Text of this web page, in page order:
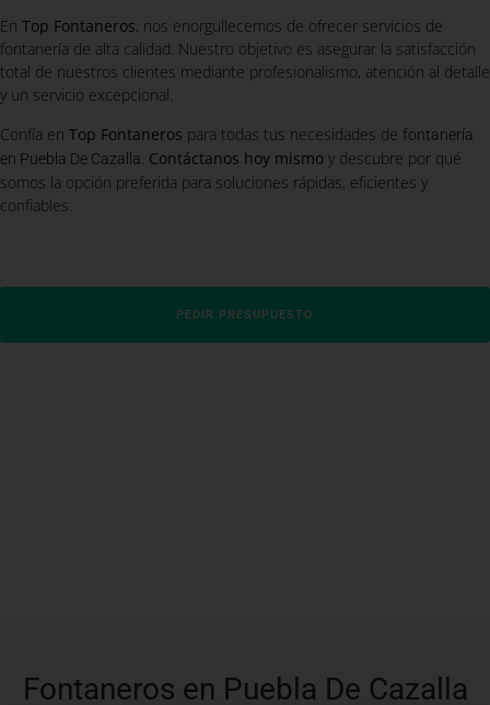
En Top Fontaneros, nos enorgullecemos de ofrecer servicios de
fontanería de alta calidad. Nuestro objetivo es asegurar la satisfacción
total de nuestros clientes mediante profesionalismo, atención al detalle
y un servicio excepcional.
Confía en Top Fontaneros para todas tus necesidades de fontanería
en Puebla De Cazalla. Contáctanos hoy mismo y descubre por qué
somos la opción preferida para soluciones rápidas, eficientes y
confiables.
PEDIR PRESUPUESTO
Fontaneros en Puebla De Cazalla